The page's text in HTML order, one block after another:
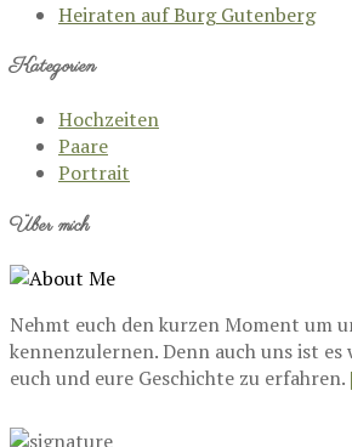
Heiraten auf Burg Gutenberg
Kategorien
Hochzeiten
Paare
Portrait
Über mich
Nehmt euch den kurzen Moment um
kennenzulernen. Denn auch uns ist
euch und eure Geschichte zu erfahren.